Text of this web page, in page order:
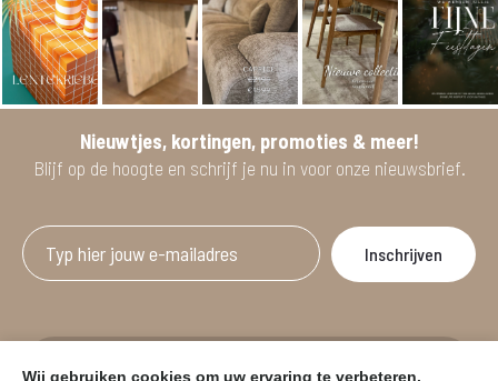
Nieuwtjes, kortingen, promoties & meer!
Blijf op de hoogte en schrijf je nu in voor onze nieuwsbrief.
Wij gebruiken cookies om uw ervaring te verbeteren.